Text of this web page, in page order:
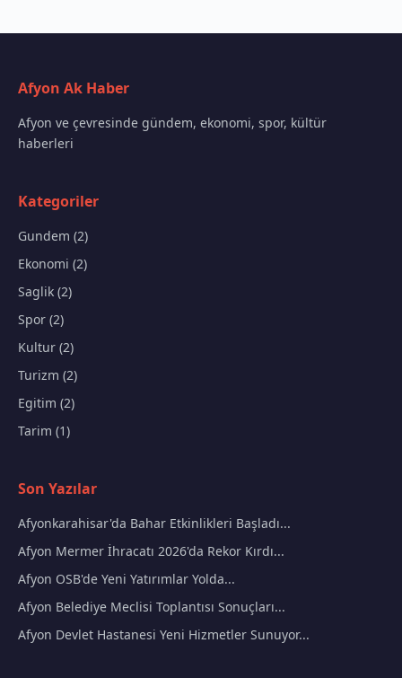
Afyon Ak Haber
Afyon ve çevresinde gündem, ekonomi, spor, kültür
haberleri
Kategoriler
Gundem (2)
Ekonomi (2)
Saglik (2)
Spor (2)
Kultur (2)
Turizm (2)
Egitim (2)
Tarim (1)
Son Yazılar
Afyonkarahisar'da Bahar Etkinlikleri Başladı...
Afyon Mermer İhracatı 2026'da Rekor Kırdı...
Afyon OSB'de Yeni Yatırımlar Yolda...
Afyon Belediye Meclisi Toplantısı Sonuçları...
Afyon Devlet Hastanesi Yeni Hizmetler Sunuyor...